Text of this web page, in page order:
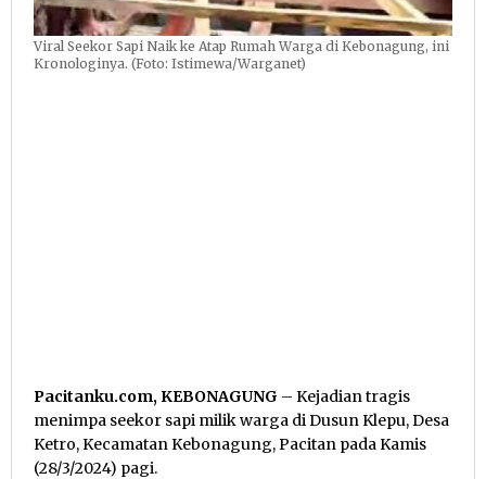
Viral Seekor Sapi Naik ke Atap Rumah Warga di Kebonagung, ini
Kronologinya. (Foto: Istimewa/Warganet)
Pacitanku.com, KEBONAGUNG – Kejadian tragis
menimpa seekor sapi milik warga di Dusun Klepu, Desa
Ketro, Kecamatan Kebonagung, Pacitan pada Kamis
(28/3/2024) pagi.